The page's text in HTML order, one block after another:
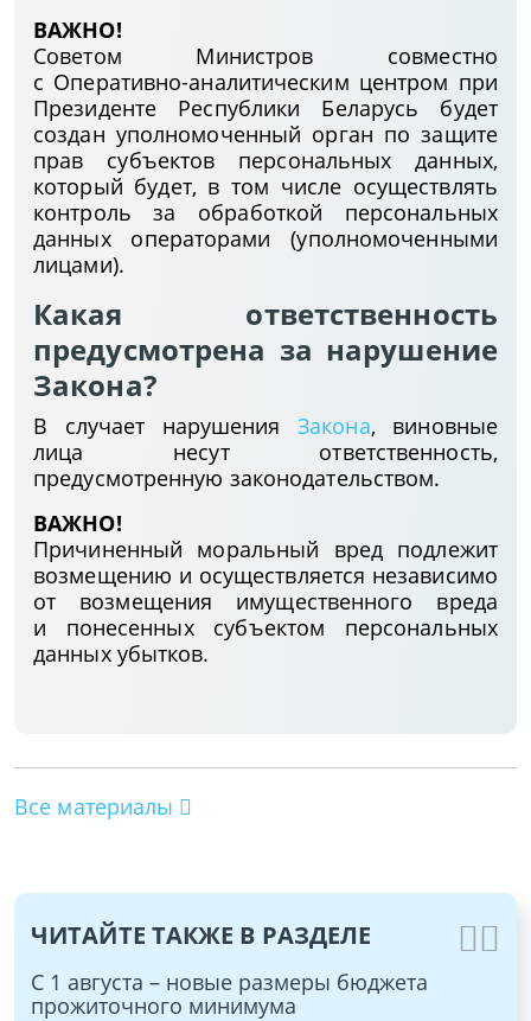
ВАЖНО!
Советом Министров совместно
с Оперативно-аналитическим центром при
Президенте Республики Беларусь будет
создан уполномоченный орган по защите
прав субъектов персональных данных,
который будет, в том числе осуществлять
контроль за обработкой персональных
данных операторами (уполномоченными
лицами).
Какая ответственность
предусмотрена за нарушение
Закона?
В случает нарушенияЗакона, виновные
лица несут ответственность,
предусмотренную законодательством.
ВАЖНО!
Причиненный моральный вред подлежит
возмещению и осуществляется независимо
от возмещения имущественного вреда
и понесенных субъектом персональных
данных убытков.
Все материалы
ЧИТАЙТЕ ТАКЖЕ В РАЗДЕЛЕ
С 1 августа – новые размеры бюджета
прожиточного минимума